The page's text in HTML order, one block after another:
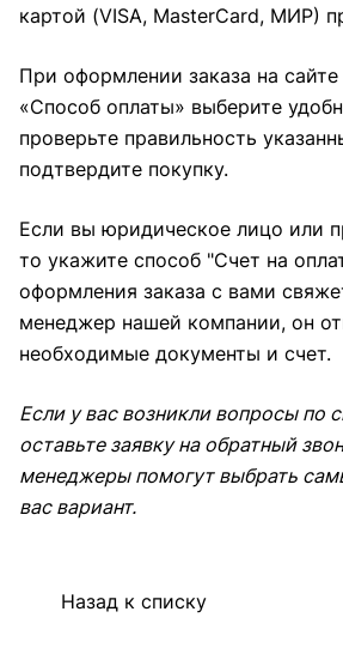
картой (VISA, MasterCard, МИР)
При оформлении заказа на сайте
«Способ оплаты» выберите
проверьте правильность
подтвердите покупку.
Если вы юридическое лицо или
то укажите способ "Счет на
оформления заказа с вами
менеджер нашей компании, он
необходимые документы и счет.
Если у вас возникли вопросы по
оставьте заявку на обратный
менеджеры помогут выбрать
вас вариант.
Назад к списку